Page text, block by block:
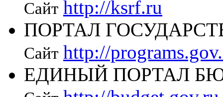
Сайт http://ksrf.ru
ПОРТАЛ
Сайт http://
ЕДИНЫЙ ПОРТАЛ